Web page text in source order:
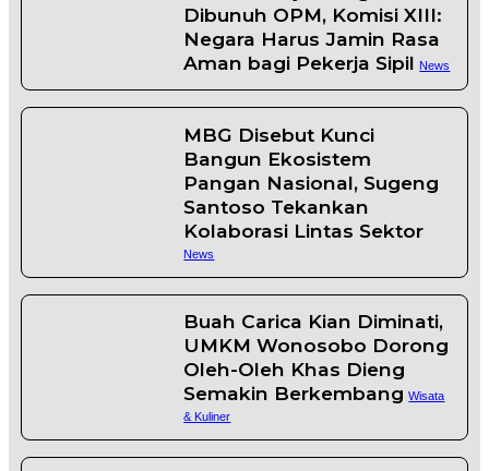
Dibunuh OPM, Komisi XIII:
Negara Harus Jamin Rasa
Aman bagi Pekerja Sipil News
MBG Disebut Kunci
Bangun Ekosistem
Pangan Nasional, Sugeng
Santoso Tekankan
Kolaborasi Lintas Sektor
News
Buah Carica Kian Diminati,
UMKM Wonosobo Dorong
Oleh-Oleh Khas Dieng
Semakin Berkembang Wisata
& Kuliner